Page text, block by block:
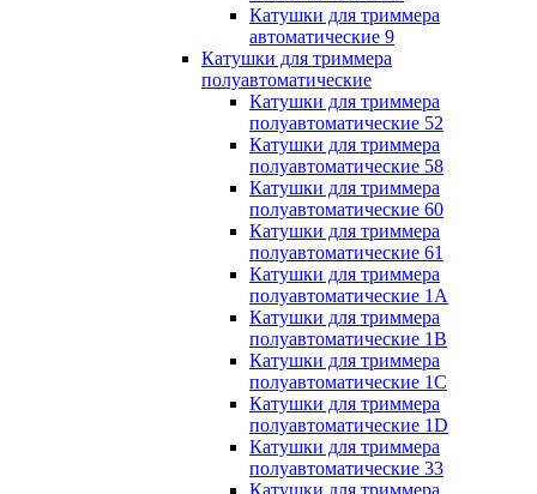
Катушки для триммера
автоматические 9
Катушки для триммера
полуавтоматические
Катушки для триммера
полуавтоматические 52
Катушки для триммера
полуавтоматические 58
Катушки для триммера
полуавтоматические 60
Катушки для триммера
полуавтоматические 61
Катушки для триммера
полуавтоматические 1A
Катушки для триммера
полуавтоматические 1B
Катушки для триммера
полуавтоматические 1C
Катушки для триммера
полуавтоматические 1D
Катушки для триммера
полуавтоматические 33